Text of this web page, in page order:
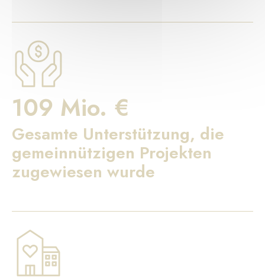
109 Mio. €
Gesamte Unterstützung, die
gemeinnützigen Projekten
zugewiesen wurde